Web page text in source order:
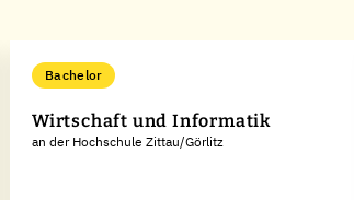
Bachelor
Wirtschaft und Informatik
an der Hochschule Zittau/Görlitz